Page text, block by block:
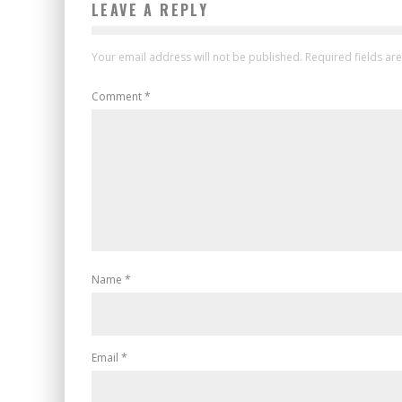
LEAVE A REPLY
Your email address will not be published. Required fields
Comment*
Name *
Email *